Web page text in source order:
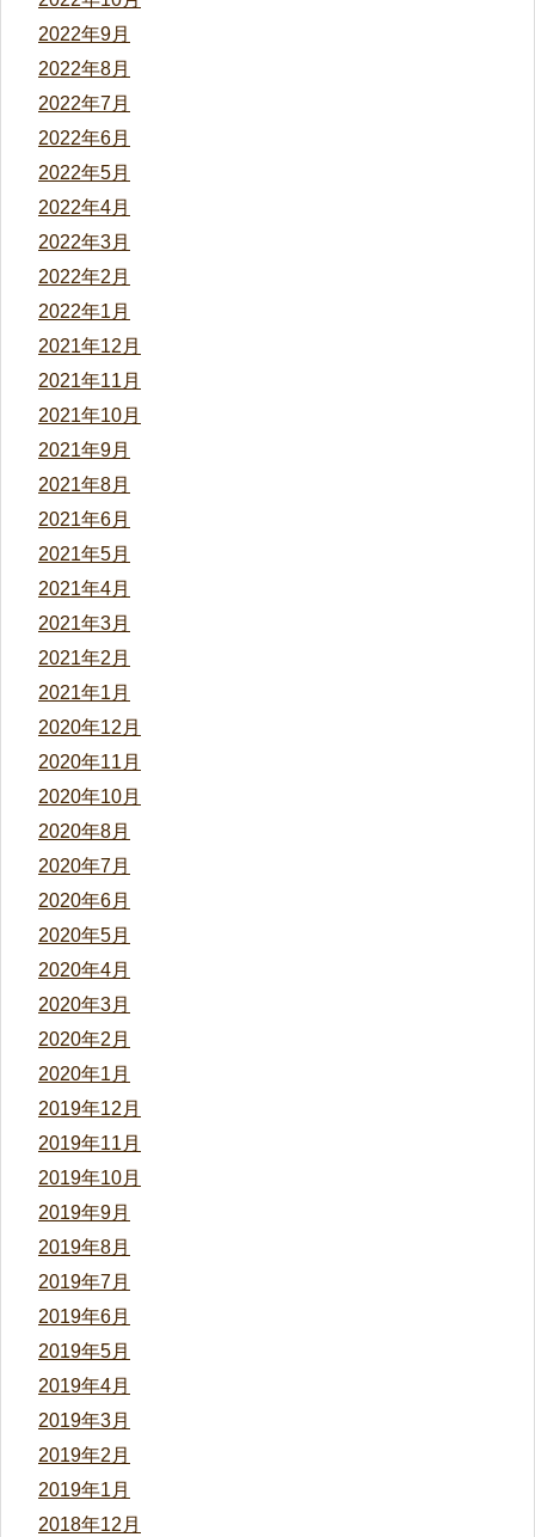
2022年9月
2022年8月
2022年7月
2022年6月
2022年5月
2022年4月
2022年3月
2022年2月
2022年1月
2021年12月
2021年11月
2021年10月
2021年9月
2021年8月
2021年6月
2021年5月
2021年4月
2021年3月
2021年2月
2021年1月
2020年12月
2020年11月
2020年10月
2020年8月
2020年7月
2020年6月
2020年5月
2020年4月
2020年3月
2020年2月
2020年1月
2019年12月
2019年11月
2019年10月
2019年9月
2019年8月
2019年7月
2019年6月
2019年5月
2019年4月
2019年3月
2019年2月
2019年1月
2018年12月